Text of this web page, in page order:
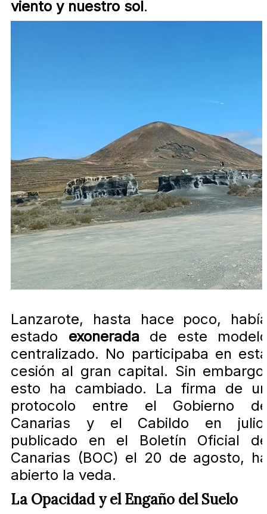
viento y nuestro sol.
Lanzarote, hasta hace poco,
estado exonerada de este
centralizado. No participaba en
cesión al gran capital. Sin
esto ha cambiado. La firma de
protocolo entre el Gobierno
Canarias y el Cabildo en
publicado en el Boletín Oficial
Canarias (BOC) el 20 de agosto,
abierto la veda.
La Opacidad y el Engaño del Suelo